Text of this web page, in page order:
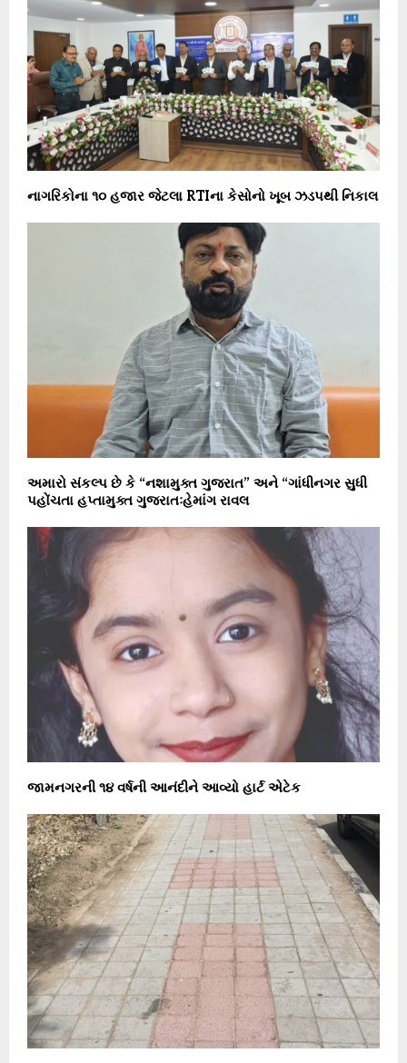
નાગરિકોના ૧૦ હજાર જેટલા RTIના કેસોનો ખૂબ ઝડપથી નિકાલ
અમારો સંકલ્પ છે કે “નશામુક્ત ગુજરાત” અને “ગાંધીનગર સુધી
પહોંચતા હપ્તામુક્ત ગુજરાતઃહેમાંગ રાવલ
જામનગરની ૧૪ વર્ષની આનંદીને આવ્યો હાર્ટ એટેક